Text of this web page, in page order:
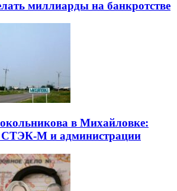
миллиарды на банкротстве
в Михайловке:
СТЭК-М и администрации